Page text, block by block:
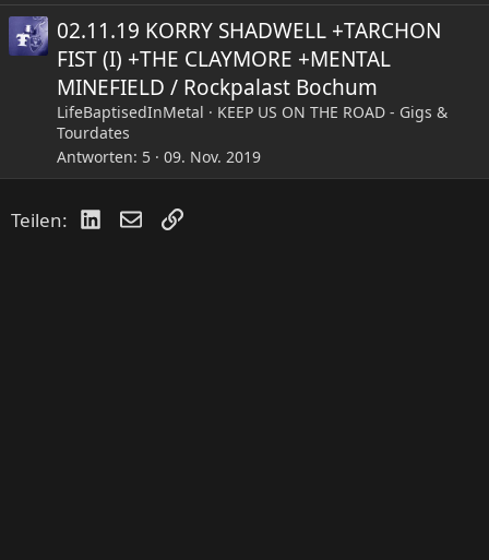
02.11.19 KORRY SHADWELL +TARCHON
FIST (I) +THE CLAYMORE +MENTAL
MINEFIELD / Rockpalast Bochum
LifeBaptisedInMetal
KEEP US ON THE ROAD - Gigs &
Tourdates
Antworten 5 09. Nov. 2019
Teilen: LinkedIn
E-MailLink